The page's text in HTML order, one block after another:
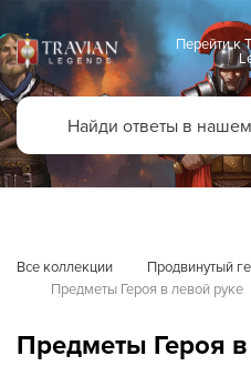
Перейти к
Все коллекции Продвинутый
Предметы Героя в левой руке
Предметы Героя